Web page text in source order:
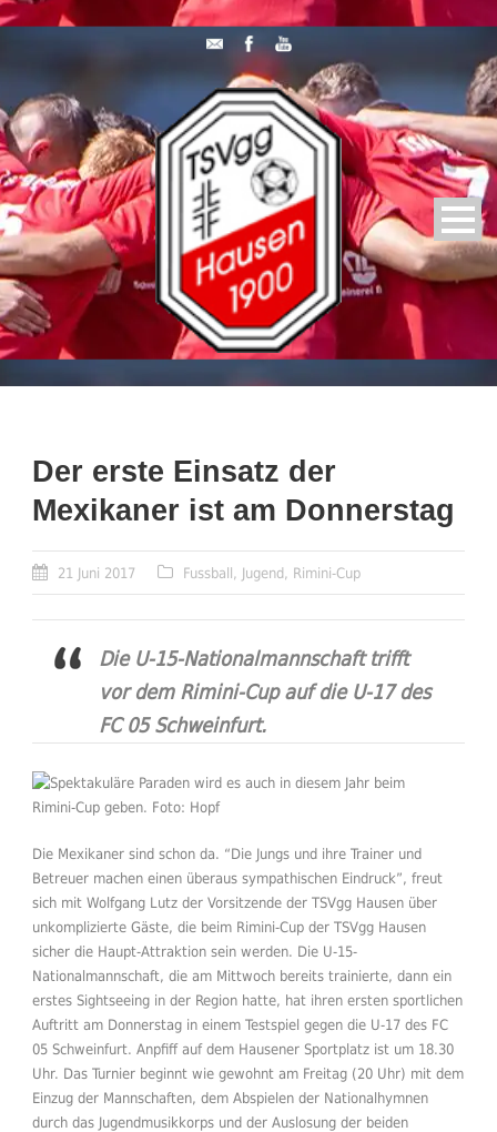
Der erste Einsatz der
Mexikaner ist am Donnerstag
21 Juni 2017 Fussball, Jugend, Rimini-Cup
Die U-15-Nationalmannschaft trifft
vor dem Rimini-Cup auf die U-17 des
FC 05 Schweinfurt.
Die Mexikaner sind schon da. “Die Jungs und ihre Trainer und
Betreuer machen einen überaus sympathischen Eindruck”, freut
sich mit Wolfgang Lutz der Vorsitzende der TSVgg Hausen über
unkomplizierte Gäste, die beim Rimini-Cup der TSVgg Hausen
sicher die Haupt-Attraktion sein werden. Die U-15-
Nationalmannschaft, die am Mittwoch bereits trainierte, dann ein
erstes Sightseeing in der Region hatte, hat ihren ersten sportlichen
Auftritt am Donnerstag in einem Testspiel gegen die U-17 des FC
05 Schweinfurt. Anpfiff auf dem Hausener Sportplatz ist um 18.30
Uhr. Das Turnier beginnt wie gewohnt am Freitag (20 Uhr) mit dem
Einzug der Mannschaften, dem Abspielen der Nationalhymnen
durch das Jugendmusikkorps und der Auslosung der beiden